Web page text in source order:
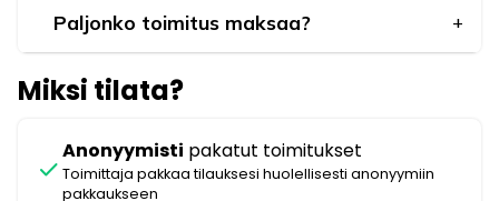
Paljonko toimitus maksaa?
Miksi tilata?
check
Anonyymisti pakatut toimitukset
Toimittaja pakkaa tilauksesi huolellisesti anonyymiin
pakkaukseen